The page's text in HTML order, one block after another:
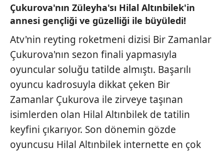
Çukurova'nın Züleyha'sı Hilal Altınbilek'in
annesi gençliği ve güzelliği ile büyüledi!
Atv'nin reyting roketmeni dizisi Bir Zamanlar
Çukurova'nın sezon finali yapmasıyla
oyuncular soluğu tatilde almıştı. Başarılı
oyuncu kadrosuyla dikkat çeken Bir
Zamanlar Çukurova ile zirveye taşınan
isimlerden olan Hilal Altınbilek de tatilin
keyfini çıkarıyor. Son dönemin gözde
oyuncusu Hilal Altınbilek internette en çok